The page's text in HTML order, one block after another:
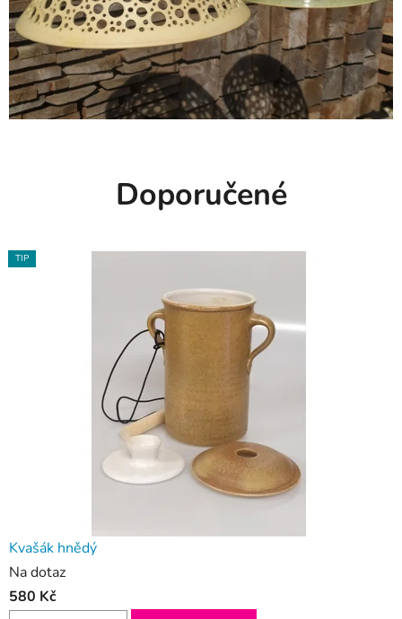
Doporučené
TIP
Kvašák hnědý
Na dotaz
580 Kč